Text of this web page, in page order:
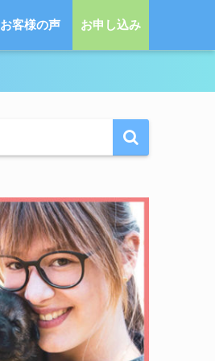
お客様の声 お申し込み